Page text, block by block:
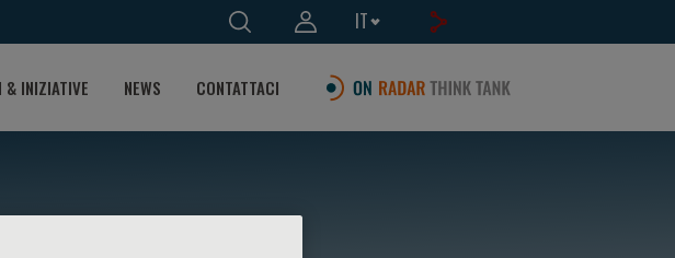
IT
& INIZIATIVE NEWS CONTATTACI